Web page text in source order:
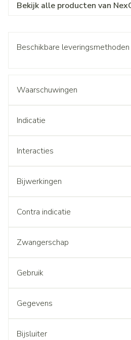
Bekijk alle producten van
Beschikbare leveringsmethoden
Waarschuwingen
Indicatie
Interacties
Bijwerkingen
Contra indicatie
Zwangerschap
Gebruik
Gegevens
Bijsluiter